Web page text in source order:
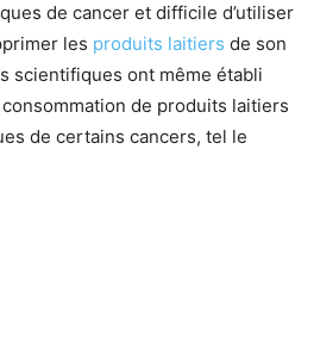
de cancer et difficile d’utiliser
les produits laitiers de son
scientifiques ont même établi
de produits laitiers
de certains cancers, tel le